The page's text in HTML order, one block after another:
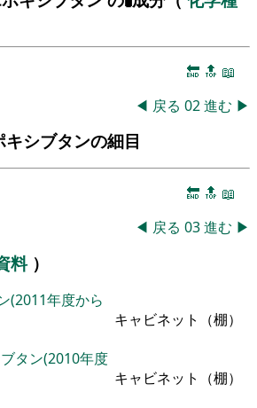
🔚 🔝 📖
◀ 戻る 02進む ▶
キシブタンの細目
🔚 🔝 📖
◀ 戻る 03進む ▶
料 ）
(2011年度から
キャビネット（棚）
タン(2010年度
キャビネット（棚）